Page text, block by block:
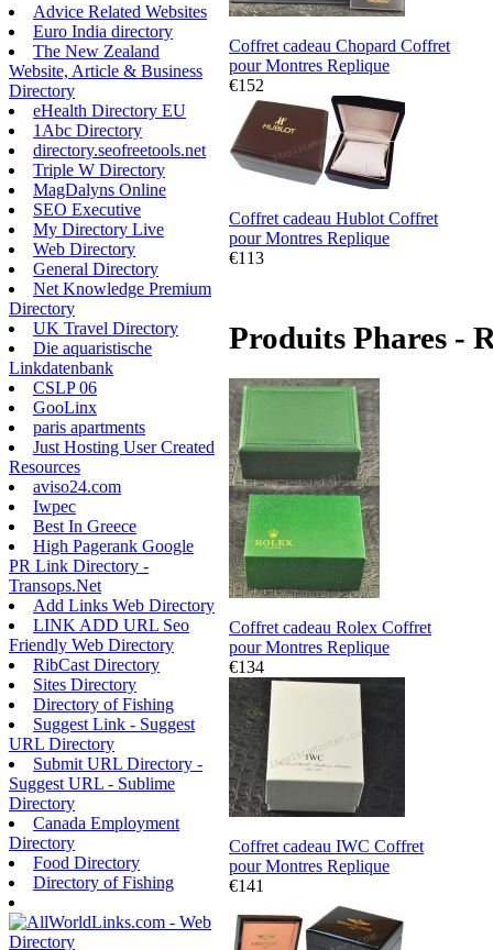
Advice Related Websites
Euro India directory
The New Zealand
Website, Article & Business
Directory
eHealth Directory EU
1Abc Directory
directory.seofreetools.net
Triple W Directory
MagDalyns Online
SEO Executive
My Directory Live
Web Directory
General Directory
Net Knowledge Premium
Directory
UK Travel Directory
Die aquaristische
Linkdatenbank
CSLP 06
GooLinx
paris apartments
Just Hosting User Created
Resources
aviso24.com
Iwpec
Best In Greece
High Pagerank Google
PR Link Directory -
Transops.Net
Add Links Web Directory
LINK ADD URL Seo
Friendly Web Directory
RibCast Directory
Sites Directory
Directory of Fishing
Suggest Link - Suggest
URL Directory
Submit URL Directory -
Suggest URL - Sublime
Directory
Canada Employment
Directory
Food Directory
Directory of Fishing
Coffret cadeau Chopard Coffret
pour Montres Replique
€152
Coffret cadeau Hublot Coffret
pour Montres Replique
€113
Produits Phares -
Coffret cadeau Rolex Coffret
pour Montres Replique
€134
Coffret cadeau IWC Coffret
pour Montres Replique
€141